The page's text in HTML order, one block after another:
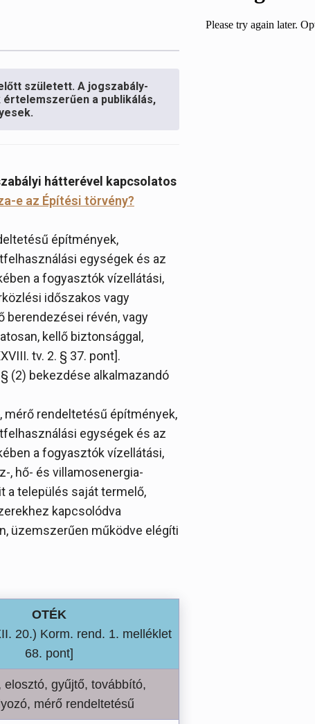
született. A jogszabály-
a publikálás,
hátterével kapcsolatos
e az Építési törvény?
építmények,
egységek és az
a fogyasztók vízellátási,
időszakos vagy
révén, vagy
kellő biztonsággal,
tv. 2. § 37. pont].
§ (2) bekezdése alkalmazandó
mérő rendeltetésű építmények,
egységek és az
a fogyasztók vízellátási,
, hő- és villamosenergia-
a település saját termelő,
kapcsolódva
üzemszerűen működve elégíti
OTÉK
20.) Korm. rend. 1. melléklet
68. pont]
elosztó, gyűjtő, továbbító,
mérő rendeltetésű